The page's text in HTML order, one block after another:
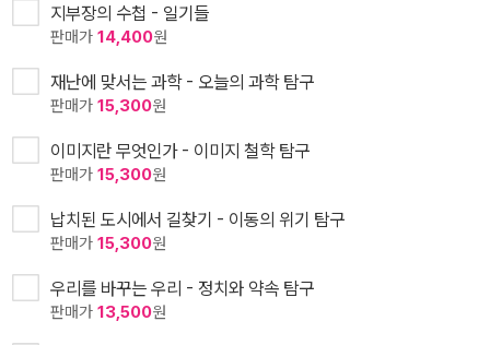
지부장의 수첩 - 일기들
판매가 14,400원
재난에 맞서는 과학 - 오늘의 과학 탐구
판매가 15,300원
이미지란 무엇인가 - 이미지 철학 탐구
판매가 15,300원
납치된 도시에서 길찾기 - 이동의 위기 탐구
판매가 15,300원
우리를 바꾸는 우리 - 정치와 약속 탐구
판매가 13,500원